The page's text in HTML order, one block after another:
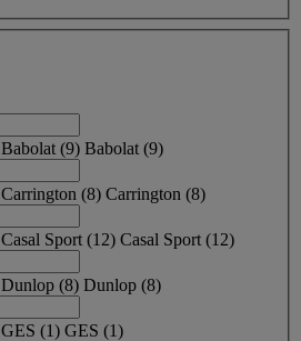
Babolat (9) Babolat (9)
Carrington (8) Carrington (8)
Casal Sport (12) Casal Sport (12)
Dunlop (8) Dunlop (8)
GES (1) GES (1)